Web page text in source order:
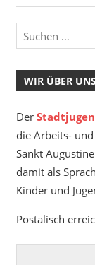
WIR ÜBER UNS
Der
die Arbeits-
Sankt
damit als
Kinder und
Postalisch